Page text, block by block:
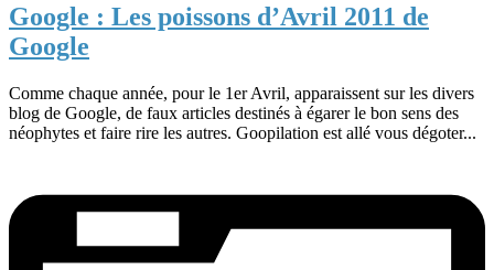
Google : Les poissons d’Avril 2011 de
Google
Comme chaque année, pour le 1er Avril, apparaissent sur les divers
blog de Google, de faux articles destinés à égarer le bon sens des
néophytes et faire rire les autres. Goopilation est allé vous dégoter...